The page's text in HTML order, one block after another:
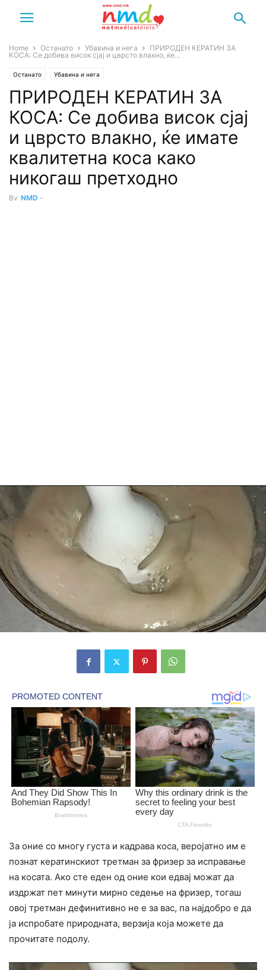
Home Останато Убавина и нега
ПРИРОДЕН КЕРАТИН ЗА
КОСА: Се добива висок сјај и цврсто влакно, ќе...
Останато Убавина и нега
ПРИРОДЕН КЕРАТИН ЗА
КОСА: Се добива висок сјај
и цврсто влакно, ќе имате
квалитетна коса како
никогаш претходно
By NMD -
За оние со многу густа и кадрава коса, веројатно им е
познат кератинскиот третман за фризер за исправање
на косата. Ако сте еден од оние кои едвај можат да
издржат пет минути мирно седење на фризер, тогаш
овој третман дефинитивно не е за вас, па најдобро е да
ја испробате природната, верзија која можете да
прочитате подолу.